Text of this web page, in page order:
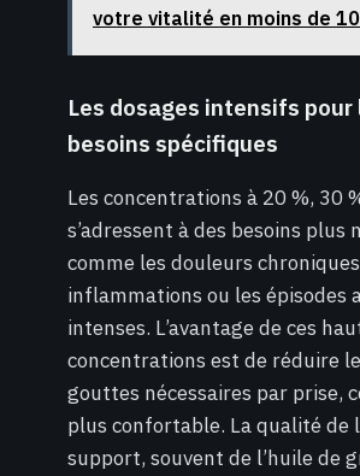
votre vitalité en moins de
Les dosages intensifs pour
besoins spécifiques
Les concentrations à 20 %, 30
s’adressent à des besoins plus
comme les douleurs
inflammations ou les épisodes
intenses. L’avantage de ces
concentrations est de réduire
gouttes nécessaires par prise,
plus confortable. La qualité de
support, souvent de l’huile de